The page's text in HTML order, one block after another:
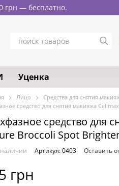
грн — бесплатно.
Уценка
Лицо
Средства для снятия
средство для снятия макияжа
средство для
Broccoli Spot
Артикул: 0403 Оставить
грн